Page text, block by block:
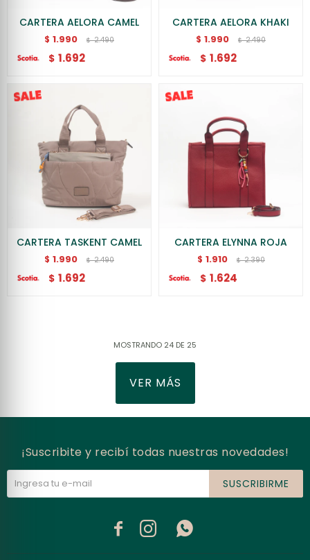
CARTERA AELORA CAMEL
$ 1.990 $ 2.490
$ 1.692
CARTERA AELORA KHAKI
$ 1.990 $ 2.490
$ 1.692
CARTERA TASKENT CAMEL
$ 1.990 $ 2.490
$ 1.692
CARTERA ELYNNA ROJA
$ 1.910 $ 2.390
$ 1.624
MOSTRANDO 24 DE 25
VER MÁS
¡Suscribite y recibí todas nuestras novedades!
SUSCRIBIRME
  